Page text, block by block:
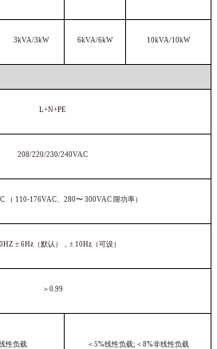
3kVA/3kW 6kVA/6kW 10kVA/10kW
L+N+PE
208/220/230/240VAC
（ 110-176VAC、280〜 300VAC 限功率）
± 6Hz（默认），± 10Hz（可设）
＞0.99
性负载 ＜5%线性负载;＜8%非线性负载